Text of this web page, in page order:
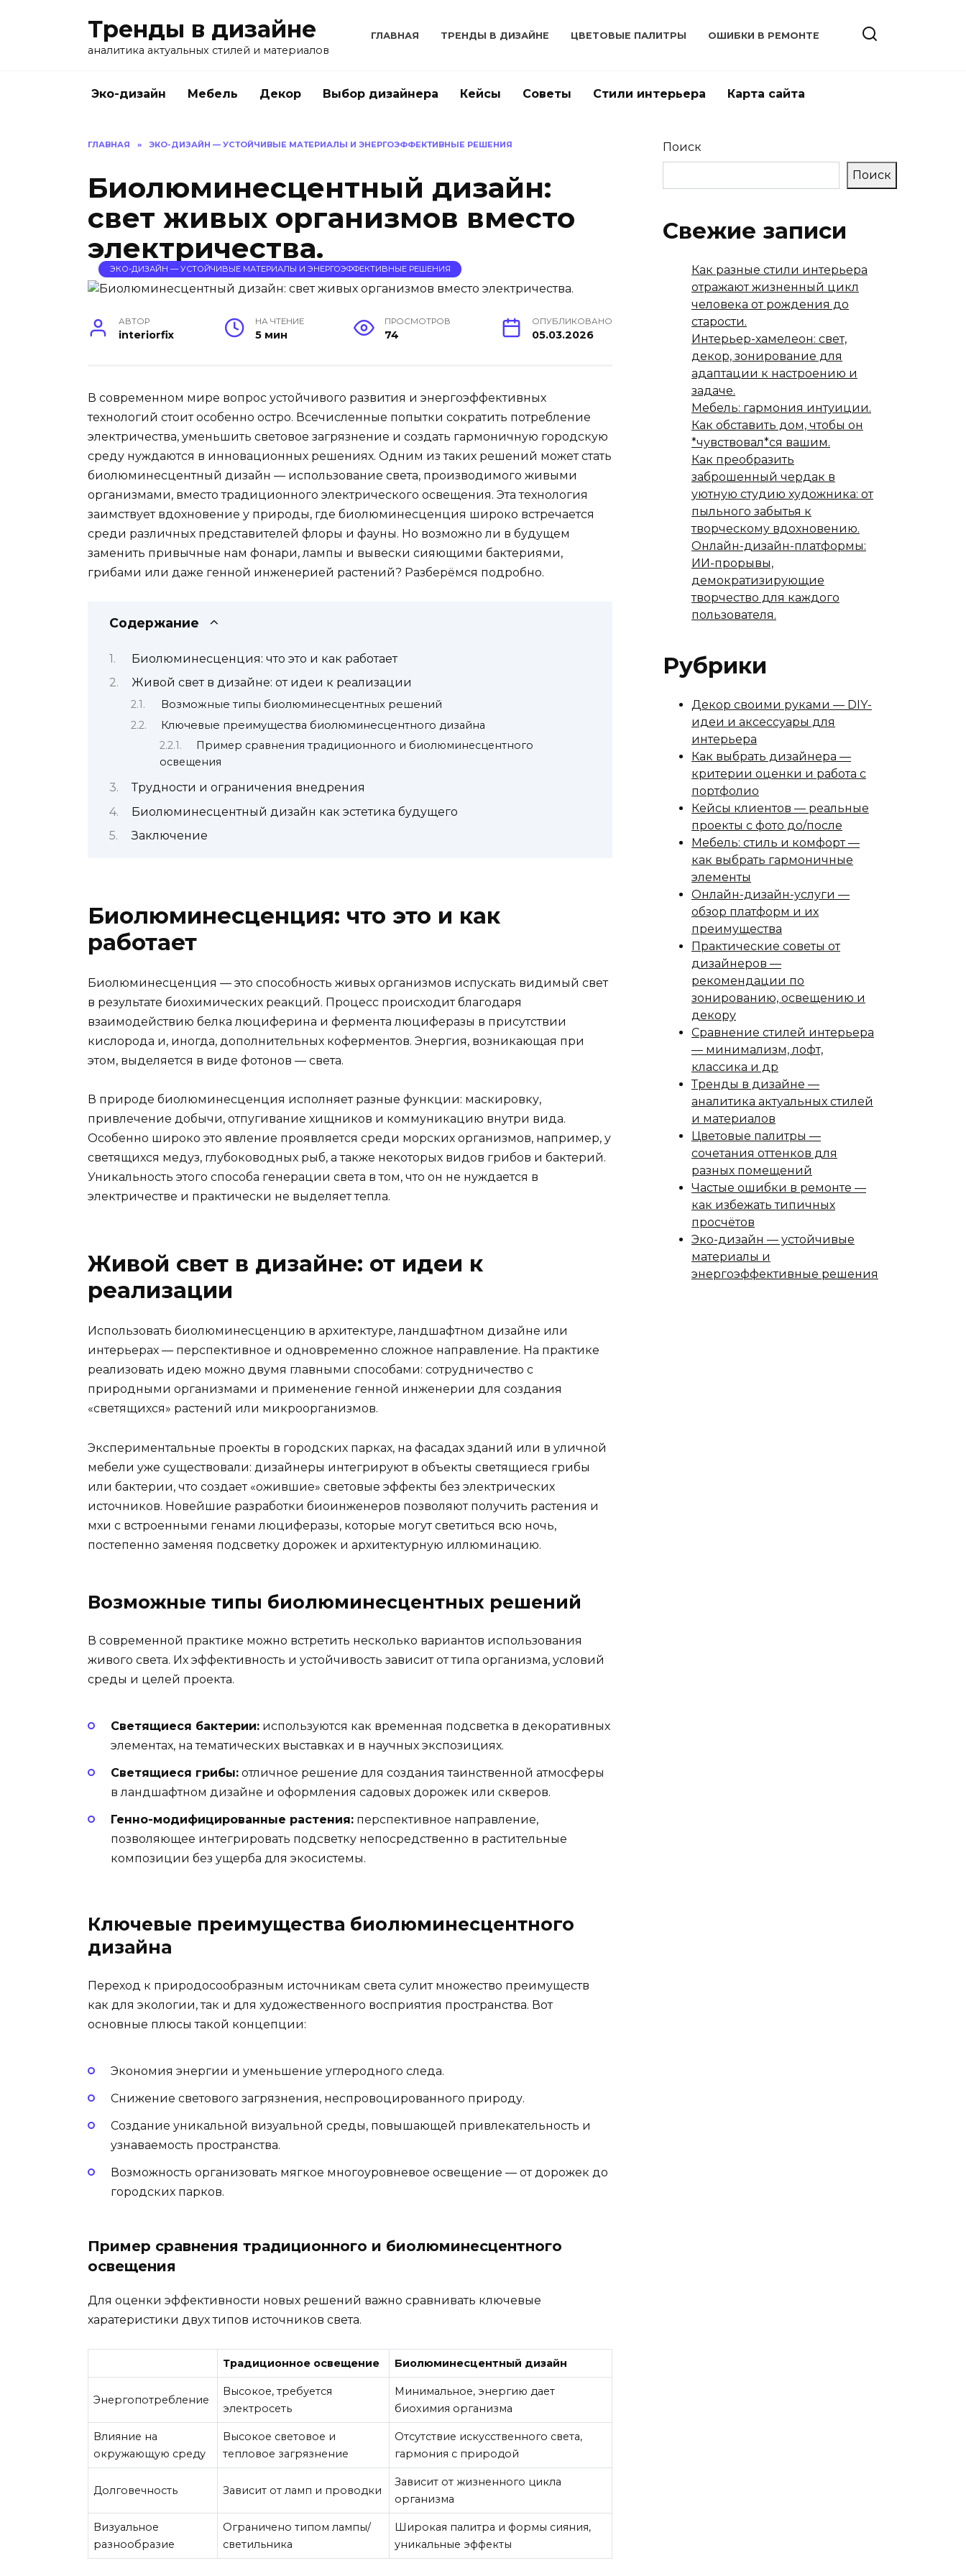
Тренды в дизайне
аналитика актуальных стилей и материалов
ГЛАВНАЯ ТРЕНДЫ В ДИЗАЙНЕ ЦВЕТОВЫЕ ПАЛИТРЫ ОШИБКИ В РЕМОНТЕ
Эко-дизайн Мебель Декор Выбор дизайнера Кейсы Советы Стили интерьера Карта сайта
ГЛАВНАЯ » ЭКО-ДИЗАЙН — УСТОЙЧИВЫЕ МАТЕРИАЛЫ И ЭНЕРГОЭФФЕКТИВНЫЕ РЕШЕНИЯ
Биолюминесцентный дизайн:
свет живых организмов вместо
электричества.
ЭКО-ДИЗАЙН — УСТОЙЧИВЫЕ МАТЕРИАЛЫ И ЭНЕРГОЭФФЕКТИВНЫЕ РЕШЕНИЯ
АВТОР
interiorfix
НА ЧТЕНИЕ
5 мин
ПРОСМОТРОВ
74
ОПУБЛИКОВАНО
05.03.2026
В современном мире вопрос устойчивого развития и энергоэффективных
технологий стоит особенно остро. Всечисленные попытки сократить потребление
электричества, уменьшить световое загрязнение и создать гармоничную городскую
среду нуждаются в инновационных решениях. Одним из таких решений может стать
биолюминесцентный дизайн — использование света, производимого живыми
организмами, вместо традиционного электрического освещения. Эта технология
заимствует вдохновение у природы, где биолюминесценция широко встречается
среди различных представителей флоры и фауны. Но возможно ли в будущем
заменить привычные нам фонари, лампы и вывески сияющими бактериями,
грибами или даже генной инженерией растений? Разберёмся подробно.
Содержание
Биолюминесценция: что это и как работает
Живой свет в дизайне: от идеи к реализации
Возможные типы биолюминесцентных решений
Ключевые преимущества биолюминесцентного дизайна
Пример сравнения традиционного и биолюминесцентного
освещения
Трудности и ограничения внедрения
Биолюминесцентный дизайн как эстетика будущего
Заключение
Биолюминесценция: что это и как
работает
Биолюминесценция — это способность живых организмов испускать видимый свет
в результате биохимических реакций. Процесс происходит благодаря
взаимодействию белка люциферина и фермента люциферазы в присутствии
кислорода и, иногда, дополнительных коферментов. Энергия, возникающая при
этом, выделяется в виде фотонов — света.
В природе биолюминесценция исполняет разные функции: маскировку,
привлечение добычи, отпугивание хищников и коммуникацию внутри вида.
Особенно широко это явление проявляется среди морских организмов, например, у
светящихся медуз, глубоководных рыб, а также некоторых видов грибов и бактерий.
Уникальность этого способа генерации света в том, что он не нуждается в
электричестве и практически не выделяет тепла.
Живой свет в дизайне: от идеи к
реализации
Использовать биолюминесценцию в архитектуре, ландшафтном дизайне или
интерьерах — перспективное и одновременно сложное направление. На практике
реализовать идею можно двумя главными способами: сотрудничество с
природными организмами и применение генной инженерии для создания
«светящихся» растений или микроорганизмов.
Экспериментальные проекты в городских парках, на фасадах зданий или в уличной
мебели уже существовали: дизайнеры интегрируют в объекты светящиеся грибы
или бактерии, что создает «ожившие» световые эффекты без электрических
источников. Новейшие разработки биоинженеров позволяют получить растения и
мхи с встроенными генами люциферазы, которые могут светиться всю ночь,
постепенно заменяя подсветку дорожек и архитектурную иллюминацию.
Возможные типы биолюминесцентных решений
В современной практике можно встретить несколько вариантов использования
живого света. Их эффективность и устойчивость зависит от типа организма, условий
среды и целей проекта.
Светящиеся бактерии: используются как временная подсветка в декоративных
элементах, на тематических выставках и в научных экспозициях.
Светящиеся грибы: отличное решение для создания таинственной атмосферы
в ландшафтном дизайне и оформления садовых дорожек или скверов.
Генно-модифицированные растения: перспективное направление,
позволяющее интегрировать подсветку непосредственно в растительные
композиции без ущерба для экосистемы.
Ключевые преимущества биолюминесцентного
дизайна
Переход к природосообразным источникам света сулит множество преимуществ
как для экологии, так и для художественного восприятия пространства. Вот
основные плюсы такой концепции:
Экономия энергии и уменьшение углеродного следа.
Снижение светового загрязнения, неспровоцированного природу.
Создание уникальной визуальной среды, повышающей привлекательность и
узнаваемость пространства.
Возможность организовать мягкое многоуровневое освещение — от дорожек до
городских парков.
Пример сравнения традиционного и биолюминесцентного
освещения
Для оценки эффективности новых решений важно сравнивать ключевые
харатеристики двух типов источников света.
Традиционное освещение Биолюминесцентный дизайн
Энергопотребление
Высокое, требуется
электросеть
Минимальное, энергию дает
биохимия организма
Влияние на
окружающую среду
Высокое световое и
тепловое загрязнение
Отсутствие искусственного света,
гармония с природой
Долговечность Зависит от ламп и проводки
Зависит от жизненного цикла
организма
Визуальное
разнообразие
Ограничено типом лампы/
светильника
Широкая палитра и формы сияния,
уникальные эффекты
Поиск
Поиск
Свежие записи
Как разные стили интерьера
отражают жизненный цикл
человека от рождения до
старости.
Интерьер-хамелеон: свет,
декор, зонирование для
адаптации к настроению и
задаче.
Мебель: гармония интуиции.
Как обставить дом, чтобы он
*чувствовал*ся вашим.
Как преобразить
заброшенный чердак в
уютную студию художника: от
пыльного забытья к
творческому вдохновению.
Онлайн-дизайн-платформы:
ИИ-прорывы,
демократизирующие
творчество для каждого
пользователя.
Рубрики
Декор своими руками — DIY-
идеи и аксессуары для
интерьера
Как выбрать дизайнера —
критерии оценки и работа с
портфолио
Кейсы клиентов — реальные
проекты с фото до/после
Мебель: стиль и комфорт —
как выбрать гармоничные
элементы
Онлайн-дизайн-услуги —
обзор платформ и их
преимущества
Практические советы от
дизайнеров —
рекомендации по
зонированию, освещению и
декору
Сравнение стилей интерьера
— минимализм, лофт,
классика и др
Тренды в дизайне —
аналитика актуальных стилей
и материалов
Цветовые палитры —
сочетания оттенков для
разных помещений
Частые ошибки в ремонте —
как избежать типичных
просчётов
Эко-дизайн — устойчивые
материалы и
энергоэффективные решения